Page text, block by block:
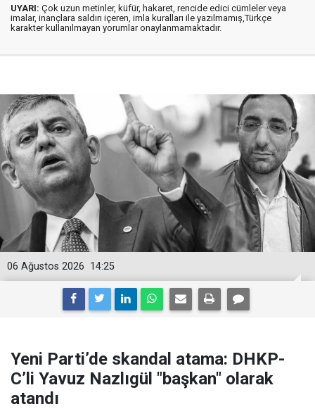
UYARI: Çok uzun metinler, küfür, hakaret, rencide edici cümleler veya
imalar, inançlara saldırı içeren, imla kuralları ile yazılmamış,Türkçe
karakter kullanılmayan yorumlar onaylanmamaktadır.
14:25
06 Ağustos 2026
Yeni Parti’de skandal atama: DHKP-
C’li Yavuz Nazlıgül "başkan" olarak
atandı